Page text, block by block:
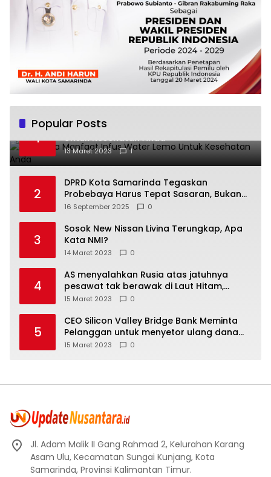
Popular Posts
1
Beberapa Manfaat Infus Water Lemo
Untuk Kesehatan Anda
13 Maret 2023 1
2
DPRD Kota Samarinda Tegaskan
Probebaya Harus Tepat Sasaran, Bukan
Hanya Infrastruktur Semata
16 September 2025 0
3
Sosok New Nissan Livina Terungkap, Apa
Kata NMI?
14 Maret 2023 0
4
AS menyalahkan Rusia atas jatuhnya
pesawat tak berawak di Laut Hitam,
Moskow menyangkal
15 Maret 2023 0
5
CEO Silicon Valley Bridge Bank Meminta
Pelanggan untuk menyetor ulang dana
Mereka
15 Maret 2023 0
Jl. Adam Malik II Gang Rahmad 2, Kelurahan Karang
Asam Ulu, Kecamatan Sungai Kunjang, Kota
Samarinda, Provinsi Kalimantan Timur.